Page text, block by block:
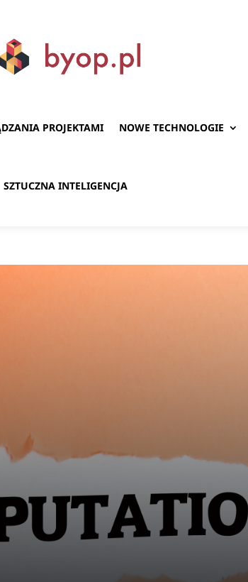
PROJEKTAMI NOWE TECHNOLOGIE
SZTUCZNA INTELIGENCJA